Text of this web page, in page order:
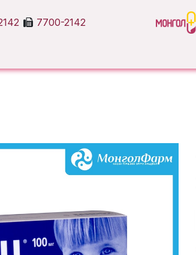
7700-2142